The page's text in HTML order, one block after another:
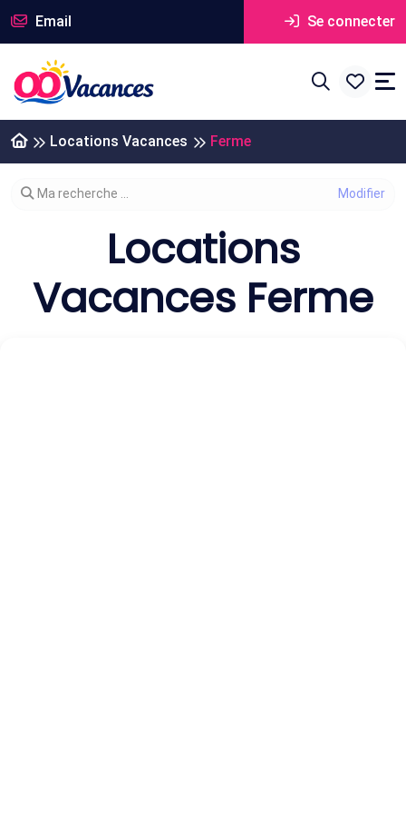
Email Se connecter
Locations Vacances Ferme
Modifier votre recherche
Ma recherche ...
Locations
Vacances Ferme